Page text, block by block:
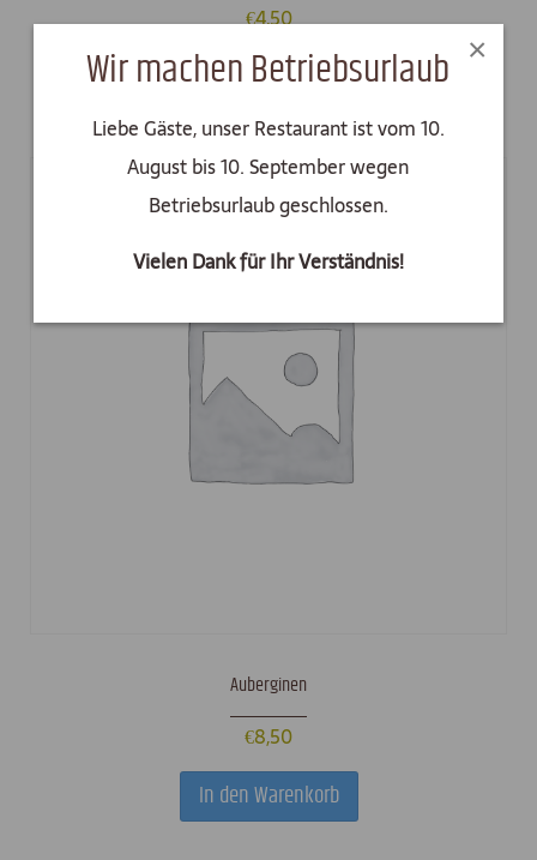
Wir machen Betriebsurlaub
Liebe Gäste, unser Restaurant ist vom 10.
August bis 10. September wegen
Betriebsurlaub geschlossen.
Vielen Dank für Ihr Verständnis!
×
€4,50
In den Warenkorb
Auberginen
€8,50
In den Warenkorb